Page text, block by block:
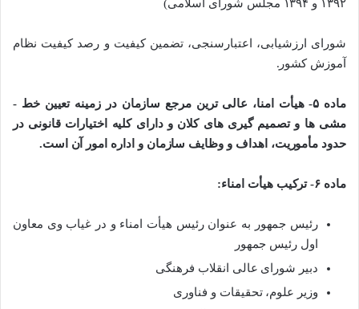
۱۳۹۲ و ۱۳۹۴ مجلس شورای اسلامی)
شورای ارزشیابی، اعتبارسنجی، تضمین ­کیفیت و رصد کیفیت نظام
آموزش کشور.
ماده ۵- هیأت­ امنا، عالی­ ترین مرجع سازمان در زمینه تعیین خط ­
مشی ­ها و تصمیم­ گیری­ های کلان و دارای کلیه اختیارات قانونی در
حدود مأموریت، اهداف و وظایف سازمان و اداره امور آن است.
ماده ۶- ترکیب هیأت امناء:
رئیس جمهور به عنوان رئیس هیأت امناء و در غیاب وی معاون
اول رئیس جمهور
دبیر شورای عالی انقلاب فرهنگی
وزیر علوم، تحقیقات و فناوری